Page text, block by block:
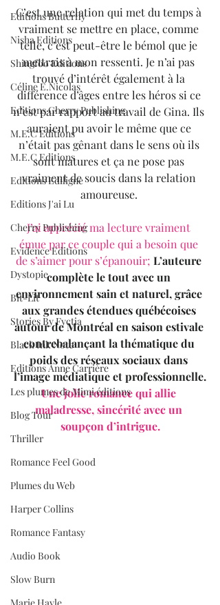
Editions Butterfly
Nisha Editions
Shingfoo Editions
Céline E.Nicolas
Editions Cherry Publishing
M.E.C Editions
M.E.C Editions
Editions Ediligne
Editions J'ai Lu
Cherry Publishing
Evidence Editions
Dystopie
Bit-Lit
Stories By Fyctia
Black Ink Note
Editions Anne Carrière
Les plumes de Mimi éditions
Blog Tour
Thriller
Romance Feel Good
Plumes du Web
Harper Collins
Romance Fantasy
Audio Book
Slow Burn
C’est une relation qui met du temps à
vraiment se mettre en place, comme
telle, c’est peut-être le bémol que je
mettrais à mon ressenti. Je n’ai pas
trouvé d’intérêt également à la
différence d’âges entre les héros si ce
n’est par rapport au travail de Gina. Ils
auraient pu avoir le même que ce
n’était pas gênant dans le sens où ils
sont matures et ça ne pose pas
vraiment de soucis dans la relation
amoureuse.
J’ai apprécié ma lecture vraiment
émue par ce couple qui a besoin que
de s’aimer pour s’épanouir; L’auteure
complète le tout avec un
environnement sain et naturel, grâce
aux grandes étendues québécoises
autour de Montréal en saison estivale
contrebalançant la thématique du
poids des réseaux sociaux dans
l’image médiatique et professionnelle.
Une jolie romance qui allie
maladresse, sincérité avec un
soupçon d’intrigue.